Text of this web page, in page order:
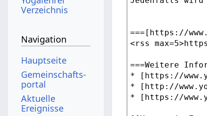
Verzeichnis
Navigation
Hauptseite
Gemeinschafts­
portal
Aktuelle
Ereignisse